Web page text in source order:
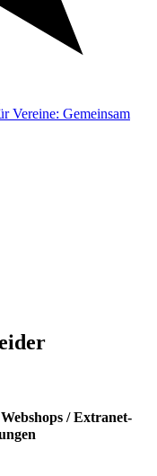
Vereine: Gemeinsam
/ Extranet-